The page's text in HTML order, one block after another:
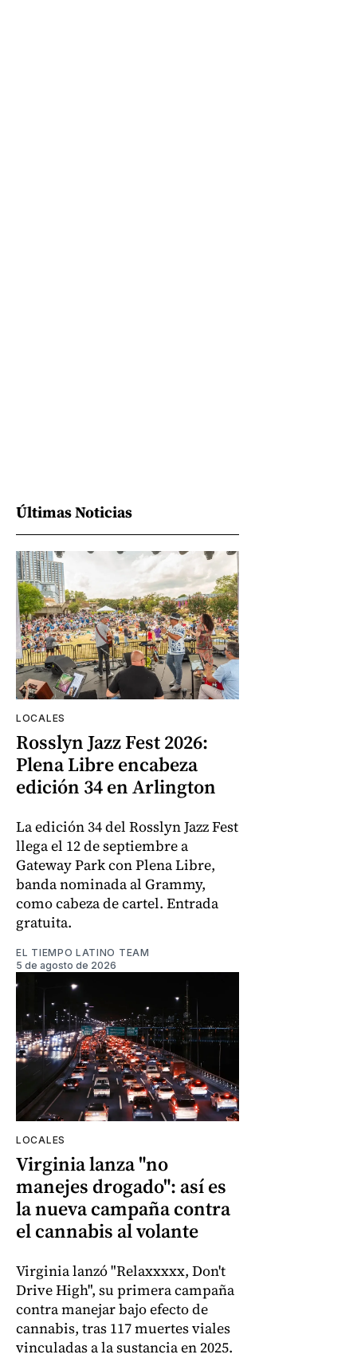
Últimas Noticias
LOCALES
Rosslyn Jazz Fest 2026:
Plena Libre encabeza
edición 34 en Arlington
La edición 34 del Rosslyn Jazz Fest
llega el 12 de septiembre a
Gateway Park con Plena Libre,
banda nominada al Grammy,
como cabeza de cartel. Entrada
gratuita.
EL TIEMPO LATINO TEAM
5 de agosto de 2026
LOCALES
Virginia lanza "no
manejes drogado": así es
la nueva campaña contra
el cannabis al volante
Virginia lanzó "Relaxxxxx, Don't
Drive High", su primera campaña
contra manejar bajo efecto de
cannabis, tras 117 muertes viales
vinculadas a la sustancia en 2025.